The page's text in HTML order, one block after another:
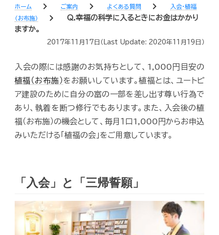
ホーム chevron_right ご案内 chevron_right よくある質問 chevron_right
入会・植福
（お布施）
chevron_right
Q.幸福の科学に入るときにお金はかかり
ますか。
2017年11月17日 （Last Update: 2020年11月19日 ）
入会の際には感謝のお気持ちとして、1,000円目安の
植福（お布施）をお願いしています。植福とは、ユートピ
ア建設のために自分の富の一部を差し出す尊い行為で
あり、執着を断つ修行でもあります。また、入会後の植
福（お布施）の機会として、毎月１口1,000円からお申込
みいただける「植福の会」をご用意しています。
「入会」と「三帰誓願」